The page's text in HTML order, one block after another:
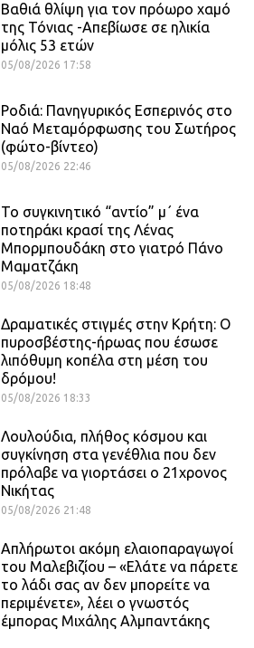
Βαθιά θλίψη για τον πρόωρο χαμό
της Τόνιας -Απεβίωσε σε ηλικία
μόλις 53 ετών
05/08/2026 17:58
Ροδιά: Πανηγυρικός Εσπερινός στο
Ναό Μεταμόρφωσης του Σωτήρος
(φώτο-βίντεο)
05/08/2026 22:46
Το συγκινητικό “αντίο” μ΄ ένα
ποτηράκι κρασί της Λένας
Μπορμπουδάκη στο γιατρό Πάνο
Μαματζάκη
05/08/2026 18:48
Δραματικές στιγμές στην Κρήτη: Ο
πυροσβέστης-ήρωας που έσωσε
λιπόθυμη κοπέλα στη μέση του
δρόμου!
05/08/2026 18:33
Λουλούδια, πλήθος κόσμου και
συγκίνηση στα γενέθλια που δεν
πρόλαβε να γιορτάσει ο 21χρονος
Νικήτας
05/08/2026 21:48
Απλήρωτοι ακόμη ελαιοπαραγωγοί
του Μαλεβιζίου – «Ελάτε να πάρετε
το λάδι σας αν δεν μπορείτε να
περιμένετε», λέει ο γνωστός
έμπορας Μιχάλης Αλμπαντάκης